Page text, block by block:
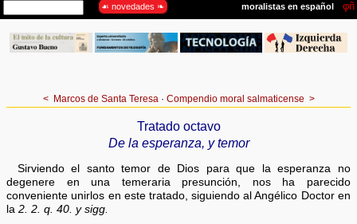
< Marcos de Santa Teresa · Compendio moral salmaticense >
Tratado octavo
De la esperanza, y temor
Sirviendo el santo temor de Dios para que la esperanza no
degenere en una temeraria presunción, nos ha parecido
conveniente unirlos en este tratado, siguiendo al Angélico Doctor en
la2. 2. q. 40. y sigg.